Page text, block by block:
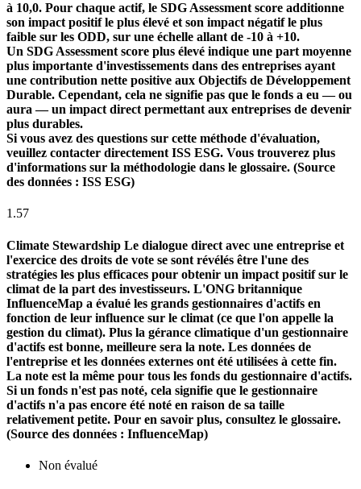
à 10,0. Pour chaque actif, le SDG Assessment score additionne
son impact positif le plus élevé et son impact négatif le plus
faible sur les ODD, sur une échelle allant de -10 à +10.
Un SDG Assessment score plus élevé indique une part moyenne
plus importante d'investissements dans des entreprises ayant
une contribution nette positive aux Objectifs de Développement
Durable. Cependant, cela ne signifie pas que le fonds a eu — ou
aura — un impact direct permettant aux entreprises de devenir
plus durables.
Si vous avez des questions sur cette méthode d'évaluation,
veuillez contacter directement ISS ESG. Vous trouverez plus
d'informations sur la méthodologie dans le glossaire. (Source
des données : ISS ESG)
1.57
Climate Stewardship Le dialogue direct avec une entreprise et
l'exercice des droits de vote se sont révélés être l'une des
stratégies les plus efficaces pour obtenir un impact positif sur le
climat de la part des investisseurs. L'ONG britannique
InfluenceMap a évalué les grands gestionnaires d'actifs en
fonction de leur influence sur le climat (ce que l'on appelle la
gestion du climat). Plus la gérance climatique d'un gestionnaire
d'actifs est bonne, meilleure sera la note. Les données de
l'entreprise et les données externes ont été utilisées à cette fin.
La note est la même pour tous les fonds du gestionnaire d'actifs.
Si un fonds n'est pas noté, cela signifie que le gestionnaire
d'actifs n'a pas encore été noté en raison de sa taille
relativement petite. Pour en savoir plus, consultez le glossaire.
(Source des données : InfluenceMap)
Non évalué